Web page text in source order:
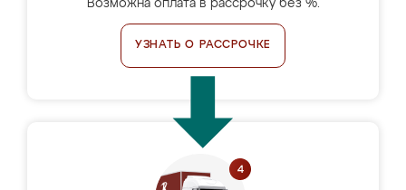
Возможна оплата в рассрочку без %.
УЗНАТЬ О РАССРОЧКЕ